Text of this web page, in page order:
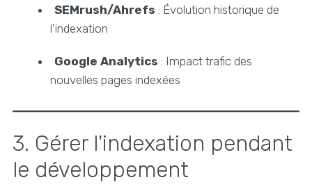
SEMrush/Ahrefs : Évolution historique de
l'indexation
Google Analytics : Impact trafic des
nouvelles pages indexées
3. Gérer l'indexation pendant
le développement